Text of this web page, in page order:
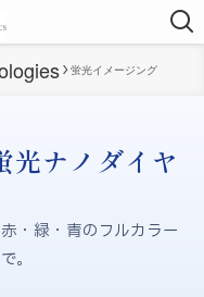
蛍光イメージング
光ナノダイヤ
・緑・青のフルカラー
。